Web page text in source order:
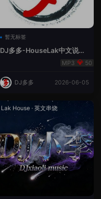
暂无标签
DJ多多-HouseLak中文说唱
50
DJ多多 2026-06-05
Lak House · 英文串烧